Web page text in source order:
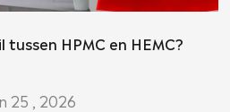
HPMC en HEMC?
25 , 2026